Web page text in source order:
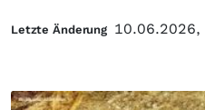
Letzte Änderung 10.06.2026,